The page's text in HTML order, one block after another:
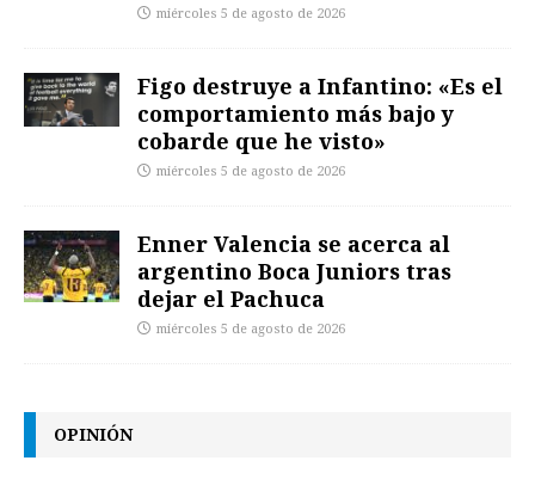
miércoles 5 de agosto de 2026
Figo destruye a Infantino: «Es el
comportamiento más bajo y
cobarde que he visto»
miércoles 5 de agosto de 2026
Enner Valencia se acerca al
argentino Boca Juniors tras
dejar el Pachuca
miércoles 5 de agosto de 2026
OPINIÓN